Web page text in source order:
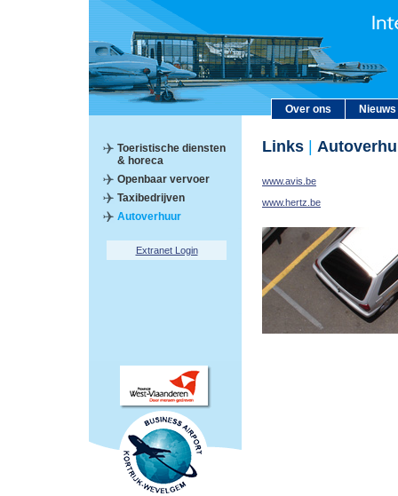
Over ons Nieuws
Toeristische diensten
& horeca
Openbaar vervoer
Taxibedrijven
Autoverhuur
Extranet Login
Links
www.avis.be
www.hertz.be